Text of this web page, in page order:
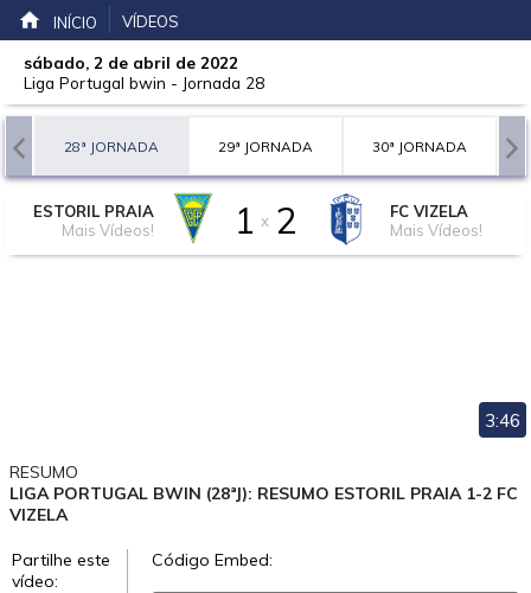
INÍCIO VÍDEOS
sábado, 2 de abril de 2022
Liga Portugal bwin - Jornada 28
28ª JORNADA 29ª JORNADA 30ª JORNADA
ESTORIL PRAIA
Mais Vídeos!
1 x 2
FC VIZELA
Mais Vídeos!
3:46
RESUMO
LIGA PORTUGAL BWIN (28ªJ): RESUMO ESTORIL PRAIA 1-2 FC
VIZELA
Partilhe este
vídeo:
Código Embed: